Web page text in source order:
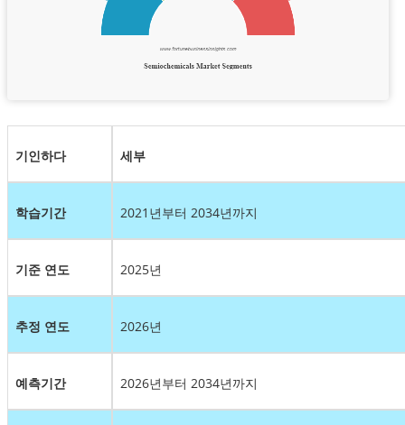
기인하다 세부
학습기간 2021년부터 2034년까지
기준 연도 2025년
추정 연도 2026년
예측기간 2026년부터 2034년까지